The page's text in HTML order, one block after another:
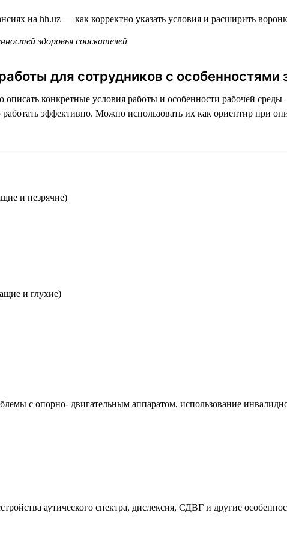
здоровья соискателей
для сотрудников с особенностями
описать конкретные условия работы и особенности рабочей
эффективно. Можно использовать их как ориентир при
и незрячие)
и глухие)
с опорно- двигательным аппаратом, использование
аутического спектра, дислексия, СДВГ и другие